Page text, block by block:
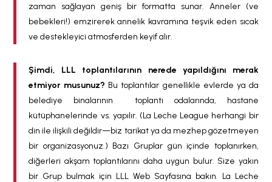
zaman sağlayan geniş bir formatta sunar. Anneler (ve
bebekleri!) emzirerek annelik kavramına teşvik eden sıcak
ve destekleyici atmosferden keyif alır.
Şimdi, LLL toplantılarının nerede yapıldığını merak
etmiyor musunuz? Bu toplantılar genellikle evlerde ya da
belediye binalarının toplantı odalarında, hastane
kütüphanelerinde vs. yapılır. (La Leche League herhangi bir
din ile ilişkili değildir—biz tarikat ya da mezhep gözetmeyen
bir organizasyonuz.) Bazı Gruplar gün içinde toplanırken,
diğerleri akşam toplantılarını daha uygun bulur. Size yakın
bir Grup bulmak için LLL Web Sayfasına bakın. La Leche